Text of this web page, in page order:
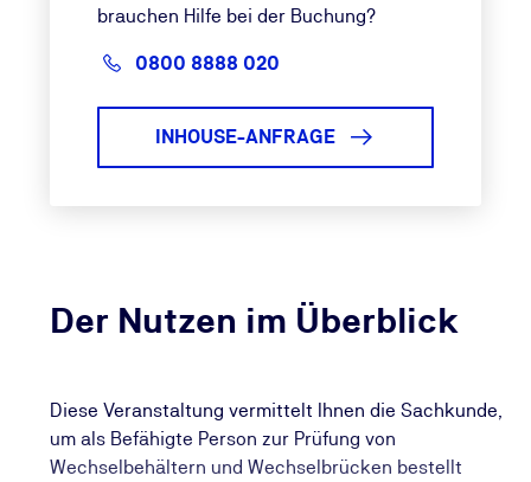
Der Nutzen im Überblick
Diese Veranstaltung vermittelt Ihnen die Sachkunde,
um als Befähigte Person zur Prüfung von
Wechselbehältern und Wechselbrücken bestellt
brauchen Hilfe bei der Buchung?
0800 8888 020
INHOUSE-ANFRAGE